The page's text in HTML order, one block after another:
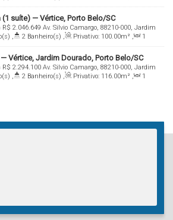
, Total: 60.00m² , 2 Vaga(s)
suíte) — Vértice, Porto Belo/SC
R$ 2.046.649 Av. Silvio Camargo, 88210-000, Jardim
Santa Catarina, Brasil
, 2 Banheiro(s) , Privativo: 100.00m² ,
1
, Total: 100.00m² , 1 Vaga(s)
Vértice, Jardim Dourado, Porto Belo/SC
R$ 2.294.100 Av. Silvio Camargo, 88210-000, Jardim
Santa Catarina, Brasil
, 2 Banheiro(s) , Privativo: 116.00m² ,
1